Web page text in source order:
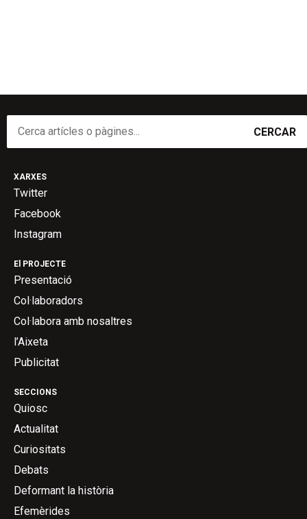
CERCAR
SECCIONS
Quiosc
Actualitat
Curiositats
Debats
Deformant la història
Efemèrides
El PROJECTE
Presentació
Col·laboradors
Col·labora amb nosaltres
l’Aixeta
Publicitat
XARXES
Twitter
Facebook
Instagram